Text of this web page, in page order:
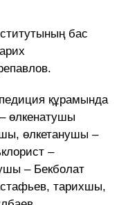
бас
құрамында
өлкенатушы
өлкетанушы –
–
– Бекболат
тарихшы,